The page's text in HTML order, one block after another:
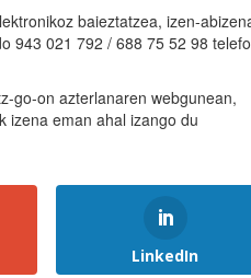
baieztatzea, izen-
943 021 792 / 688 75 52 98
go-on azterlanaren webgunean,
izena eman ahal izango du
LinkedIn